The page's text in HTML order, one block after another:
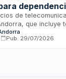
y eficiente del
de Andorra
de
que incluye
a internet y
en todas las
dirigido a
y externas
Pub. 29/07/2026